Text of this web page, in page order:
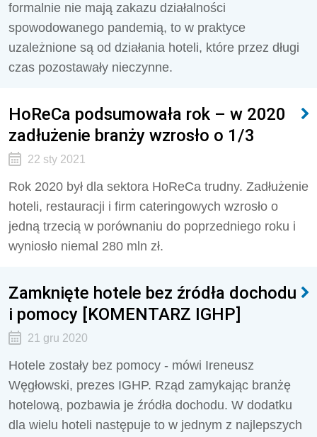
formalnie nie mają zakazu działalności
spowodowanego pandemią, to w praktyce
uzależnione są od działania hoteli, które przez długi
czas pozostawały nieczynne.
HoReCa podsumowała rok – w 2020
zadłużenie branży wzrosło o 1/3
22 sty 2021
Rok 2020 był dla sektora HoReCa trudny. Zadłużenie
hoteli, restauracji i firm cateringowych wzrosło o
jedną trzecią w porównaniu do poprzedniego roku i
wyniosło niemal 280 mln zł.
Zamknięte hotele bez źródła dochodu
i pomocy [KOMENTARZ IGHP]
21 gru 2020
Hotele zostały bez pomocy - mówi Ireneusz
Węgłowski, prezes IGHP. Rząd zamykając branżę
hotelową, pozbawia je źródła dochodu. W dodatku
dla wielu hoteli następuje to w jednym z najlepszych